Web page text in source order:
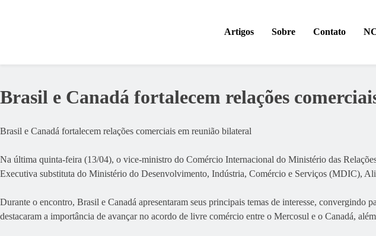
Academy Comex
Artigos Sobre Contato
Brasil e Canadá fortalecem relações
Brasil e Canadá fortalecem relações comerciais em reunião bilateral
Na última quinta-feira (13/04), o vice-ministro do Comércio Internacional do Ministério das
Executiva substituta do Ministério do Desenvolvimento, Indústria, Comércio e Serviços (MDIC),
Durante o encontro, Brasil e Canadá apresentaram seus principais temas de interesse,
destacaram a importância de avançar no acordo de livre comércio entre o Mercosul e o Canadá,